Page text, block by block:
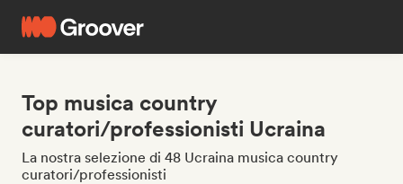
Top musica country
curatori/professionisti Ucraina
La nostra selezione di 48 Ucraina musica country
curatori/professionisti